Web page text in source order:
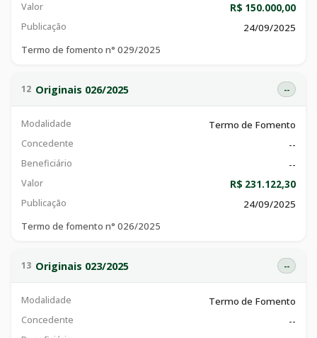
Valor R$ 150.000,00
Publicação
24/09/2025
Termo de fomento n° 029/2025
12 Originais 026/2025 --
Modalidade Termo de Fomento
Concedente --
Beneficiário --
Valor R$ 231.122,30
Publicação
24/09/2025
Termo de fomento n° 026/2025
13 Originais 023/2025 --
Modalidade Termo de Fomento
Concedente --